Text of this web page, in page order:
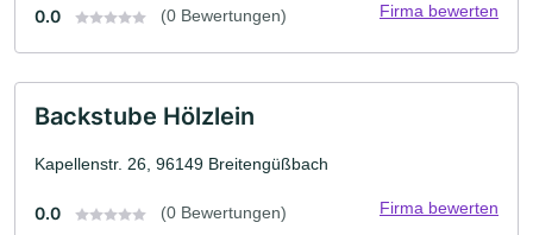
0.0 (0 Bewertungen) Firma bewerten
Backstube Hölzlein
Kapellenstr. 26, 96149 Breitengüßbach
0.0 (0 Bewertungen) Firma bewerten